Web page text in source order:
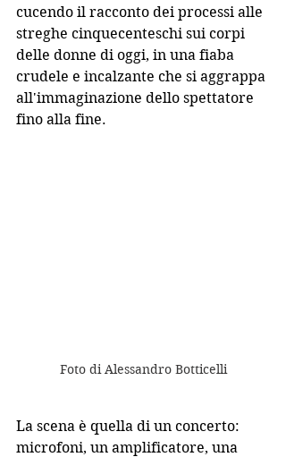
cucendo il racconto dei processi alle
streghe cinquecenteschi sui corpi
delle donne di oggi, in una fiaba
crudele e incalzante che si aggrappa
all'immaginazione dello spettatore
fino alla fine.
Foto di Alessandro Botticelli
La scena è quella di un concerto:
microfoni, un amplificatore, una